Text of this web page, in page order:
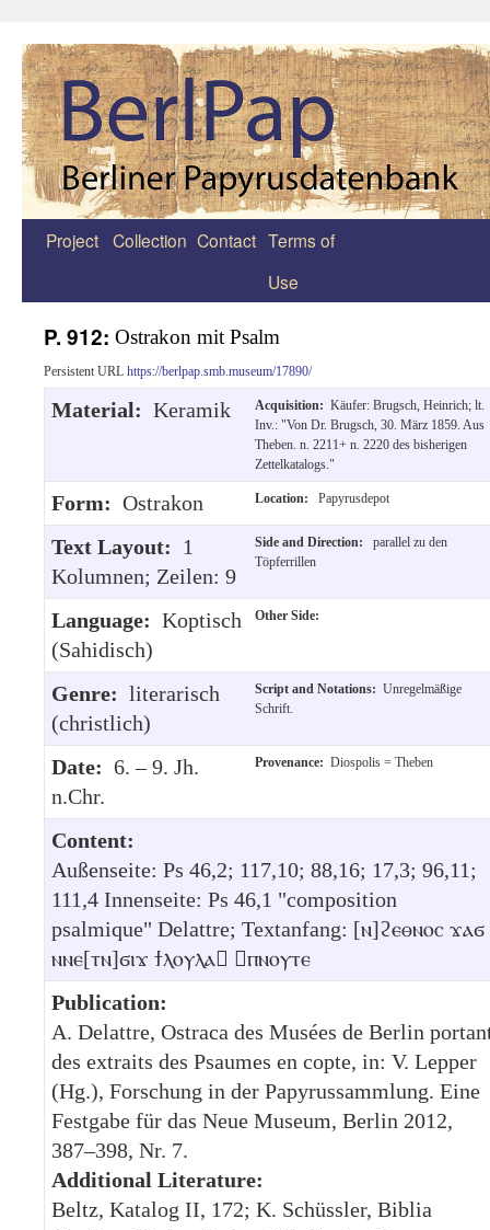
Zum
Project Collection Contact Terms of
Use
P. 912: Ostrakon mit Psalm
Persistent URL https://berlpap.smb.museum/17890/
Material: Keramik Acquisition: Käufer: Brugsch, Heinrich; lt.
Inv.: "Von Dr. Brugsch, 30. März 1859. Aus
Theben. n. 2211+ n. 2220 des bisherigen
Zettelkatalogs."
Form: Ostrakon Location: Papyrusdepot
Text Layout: 1
Kolumnen; Zeilen: 9
Side and Direction:
parallel zu den
Töpferrillen
Language: Koptisch
(Sahidisch)
Other Side:
Genre: literarisch
(christlich)
Script and Notations: Unregelmäßige
Schrift.
Date: 6. – 9. Jh.
n.Chr.
Provenance: Diospolis = Theben
Content:
Außenseite: Ps 46,2; 117,10; 88,16; 17,3; 96,11;
111,4 Innenseite: Ps 46,1 "composition
psalmique" Delattre; Textanfang: [ⲛ]ϩⲉⲑⲛⲟⲥ ϫⲁϭ
ⲛⲛⲉ[ⲧⲛ]ϭⲓϫ ϯⲗⲟⲩⲗⲁ ⲡⲛⲟⲩⲧⲉ
Publication:
A. Delattre, Ostraca des Musées de Berlin
des extraits des Psaumes en copte, in: V. Lepper
(Hg.), Forschung in der Papyrussammlung. Eine
Festgabe für das Neue Museum, Berlin 2012,
387–398, Nr. 7.
Additional Literature:
Beltz, Katalog II, 172; K. Schüssler, Biblia